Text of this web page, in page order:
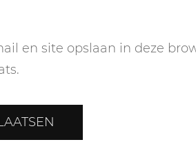
en site opslaan in deze